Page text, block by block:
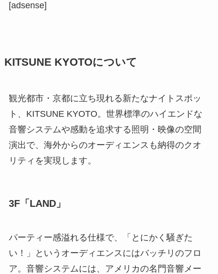
[adsense]
KITSUNE KYOTOについて
観光都市・京都に立ち現れる新たなナイトスポッ
ト、KITSUNE KYOTO。世界標準のハイエンドな
音響システムや感動を追求する照明・映像の空間
演出で、海外からのオーディエンスも納得のクオ
リティを実現します。
3F「LAND」
パーティー感溢れる仕様で、「とにかく騒ぎた
い！」というオーディエンスにはバッチリのフロ
ア。音響システムには、アメリカの名門音響メー